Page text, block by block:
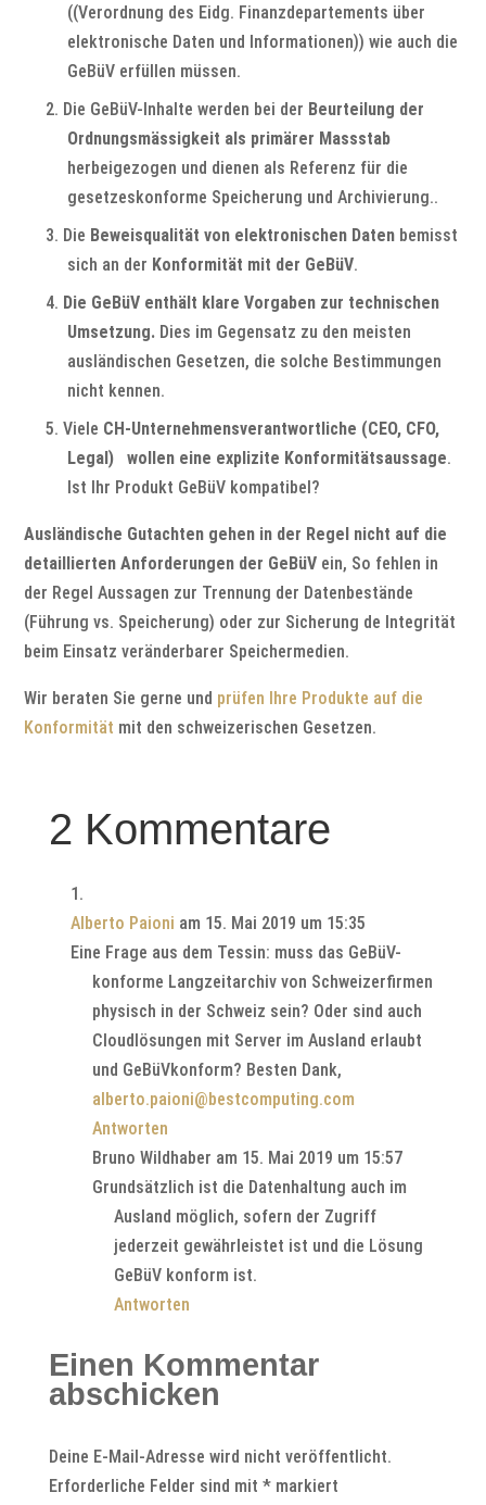
((Verordnung des Eidg. Finanzdepartements über
elektronische Daten und Informationen)) wie auch die
GeBüV erfüllen müssen.
Die GeBüV-Inhalte werden bei der Beurteilung der
Ordnungsmässigkeit als primärer Massstab
herbeigezogen und dienen als Referenz für die
gesetzeskonforme Speicherung und Archivierung..
Die Beweisqualität von elektronischen Daten bemisst
sich an der Konformität mit der GeBüV.
Die GeBüV enthält klare Vorgaben zur technischen
Umsetzung. Dies im Gegensatz zu den meisten
ausländischen Gesetzen, die solche Bestimmungen
nicht kennen.
Viele CH-Unternehmensverantwortliche (CEO, CFO,
Legal) wollen eine explizite Konformitätsaussage.
Ist Ihr Produkt GeBüV kompatibel?
Ausländische Gutachten gehen in der Regel nicht auf die
detaillierten Anforderungen der GeBüV ein, So fehlen in
der Regel Aussagen zur Trennung der Datenbestände
(Führung vs. Speicherung) oder zur Sicherung de Integrität
beim Einsatz veränderbarer Speichermedien.
Wir beraten Sie gerne und prüfen Ihre Produkte auf die
Konformität mit den schweizerischen Gesetzen.
2 Kommentare
Alberto Paioni am 15. Mai 2019 um 15:35
Eine Frage aus dem Tessin: muss das GeBüV-
konforme Langzeitarchiv von Schweizerfirmen
physisch in der Schweiz sein? Oder sind auch
Cloudlösungen mit Server im Ausland erlaubt
und GeBüVkonform? Besten Dank,
alberto.paioni@bestcomputing.com
Antworten
Bruno Wildhaber am 15. Mai 2019 um 15:57
Grundsätzlich ist die Datenhaltung auch im
Ausland möglich, sofern der Zugriff
jederzeit gewährleistet ist und die Lösung
GeBüV konform ist.
Antworten
Einen Kommentar
abschicken
Deine E-Mail-Adresse wird nicht veröffentlicht.
Erforderliche Felder sind mit *markiert